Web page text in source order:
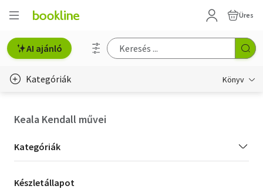
Üres
AI ajánló
Kategóriák Könyv
Hobbi, szabadidő
Keala Kendall művei
Kategória
szűrés
Kategóriák
Készletállapot
Készletállapot